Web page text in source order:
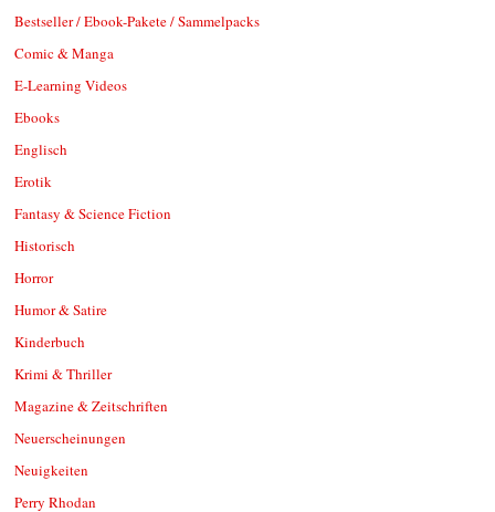
Bestseller / Ebook-Pakete / Sammelpacks
Comic & Manga
E-Learning Videos
Ebooks
Englisch
Erotik
Fantasy & Science Fiction
Historisch
Horror
Humor & Satire
Kinderbuch
Krimi & Thriller
Magazine & Zeitschriften
Neuerscheinungen
Neuigkeiten
Perry Rhodan